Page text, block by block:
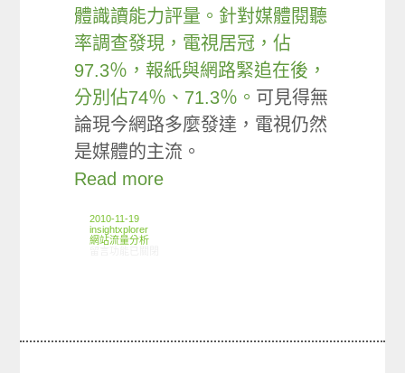
體識讀能力評量。針對媒體閱聽
率調查發現，電視居冠，佔
97.3％，報紙與網路緊追在後，
分別佔74％、71.3％。 可見得無
論現今網路多麼發達，電視仍然
是媒體的主流。
Read more
2010-11-19
insightxplorer
網站流量分析